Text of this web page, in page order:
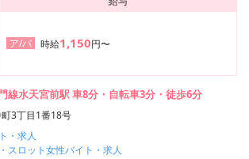
ア/パ 時給1,150円〜
線水天宮前駅 車8分・自転車3分・徒歩6分
3丁目1番18号
・求人
スロット女性バイト・求人